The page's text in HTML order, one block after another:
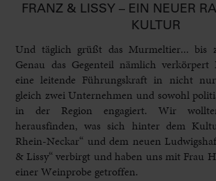
FRANZ & LISSY – EIN NEUER
KULTUR
Und täglich grüßt das Murmeltier... bis
Genau das Gegenteil nämlich verkörpert
eine leitende Führungskraft in nicht
gleich zwei Unternehmen und sowohl
in der Region engagiert. Wir
herausfinden, was sich hinter dem
Rhein-Neckar“ und dem neuen
& Lissy“ verbirgt und haben uns mit Frau
einer Weinprobe getroffen.